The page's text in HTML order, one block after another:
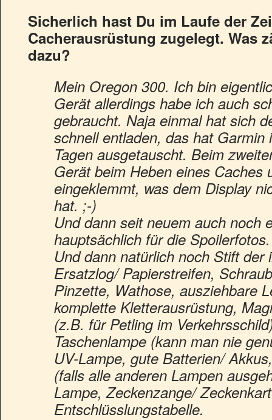
Sicherlich hast Du im Laufe der
Cacherausrüstung zugelegt. Was
dazu?
Mein Oregon 300. Ich bin
Gerät allerdings habe ich auch
gebraucht. Naja einmal hat sich
schnell entladen, das hat Garmin
Tagen ausgetauscht. Beim
Gerät beim Heben eines Caches
eingeklemmt, was dem Display
hat. ;-)
Und dann seit neuem auch noch
hauptsächlich für die
Und dann natürlich noch Stift der
Ersatzlog/ Papierstreifen,
Pinzette, Wathose, ausziehbare
komplette Kletterausrüstung,
(z.B. für Petling im
Taschenlampe (kann man nie
UV-Lampe, gute Batterien/
(falls alle anderen Lampen
Lampe, Zeckenzange/
Entschlüsslungstabelle.